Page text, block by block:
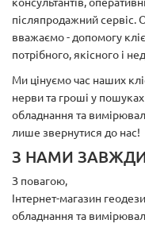
післяпродажний сервіс.
вважаємо - допомогу
потрібного, якісного і
Ми цінуємо час наших
нерви та гроші у
обладнання та
лише звернутися до нас!
З НАМИ
З повагою,
Інтернет-магазин
обладнання та